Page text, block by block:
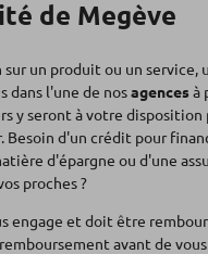
de Megève
sur un produit ou un service,
dans l'une de nosagencesà
y seront à votre disposition
Besoin d'un crédit pour
d'épargne ou d'une
proches ?
engage et doit être
avant de